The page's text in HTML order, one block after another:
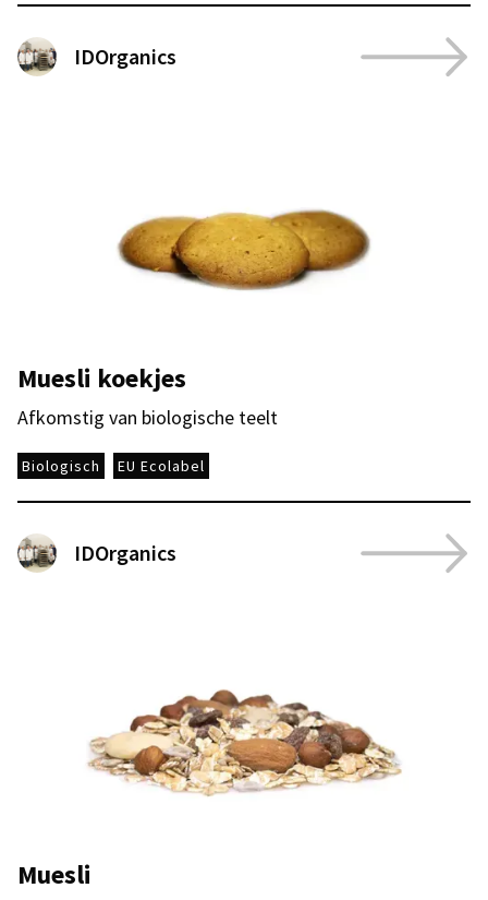
IDOrganics
Muesli koekjes
Afkomstig van biologische teelt
Biologisch EU Ecolabel
IDOrganics
Muesli